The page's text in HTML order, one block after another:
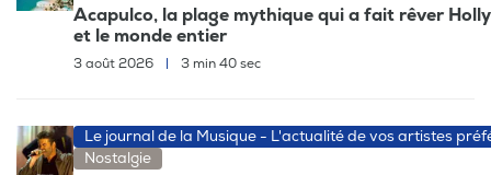
Acapulco, la plage mythique qui a fait rêver
et le monde entier
3 août 2026 3 min 40 sec
Le journal de la Musique - L'actualité de vos artistes
Nostalgie